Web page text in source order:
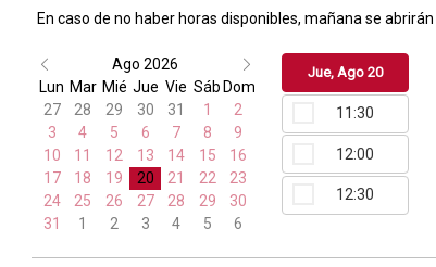
En caso de no haber horas disponibles, mañana se
Ago 2026
Lun Mar Mié Jue Vie Sáb Dom
27
28 29 30 31 1
2
3
4 5 6 7 8
9
10
11 12 13 14 15
16
17
18 19 20 21 22
23
24
25 26 27 28 29
30
31
1 2 3 4 5 6
Jue, Ago 20
11:30
12:00
12:30